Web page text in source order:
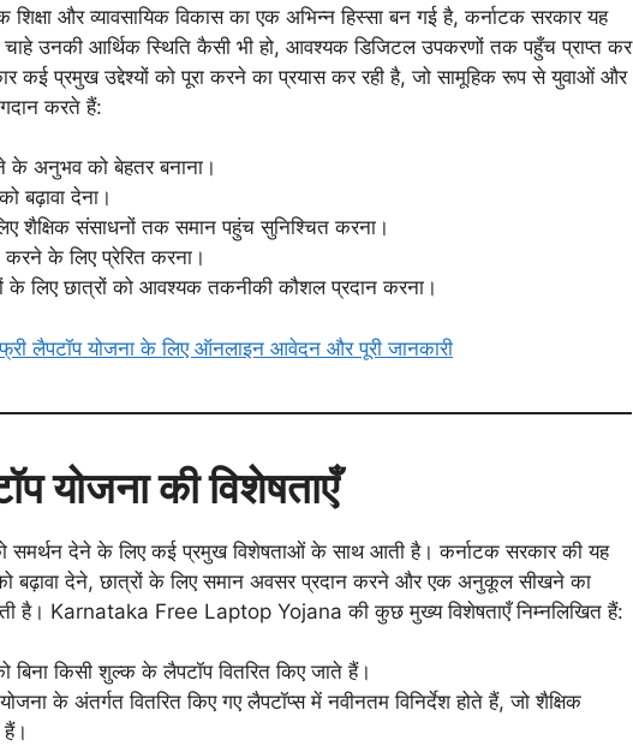
और व्यावसायिक विकास का एक अभिन्न हिस्सा बन गई है, कर्नाटक सरकार यह
चाहे उनकी आर्थिक स्थिति कैसी भी हो, आवश्यक डिजिटल उपकरणों तक पहुँच प्राप्त कर
कई प्रमुख उद्देश्यों को पूरा करने का प्रयास कर रही है, जो सामूहिक रूप से युवाओं और
करते हैं:
के अनुभव को बेहतर बनाना।
बढ़ावा देना।
शैक्षिक संसाधनों तक समान पहुंच सुनिश्चित करना।
करने के लिए प्रेरित करना।
के लिए छात्रों को आवश्यक तकनीकी कौशल प्रदान करना।
लैपटॉप योजना के लिए ऑनलाइन आवेदन और पूरी जानकारी
योजना की विशेषताएँ
समर्थन देने के लिए कई प्रमुख विशेषताओं के साथ आती है। कर्नाटक सरकार की यह
को बढ़ावा देने, छात्रों के लिए समान अवसर प्रदान करने और एक अनुकूल सीखने का
है। Karnataka Free Laptop Yojana की कुछ मुख्य विशेषताएँ निम्नलिखित हैं:
बिना किसी शुल्क के लैपटॉप वितरित किए जाते हैं।
के अंतर्गत वितरित किए गए लैपटॉप्स में नवीनतम विनिर्देश होते हैं, जो शैक्षिक